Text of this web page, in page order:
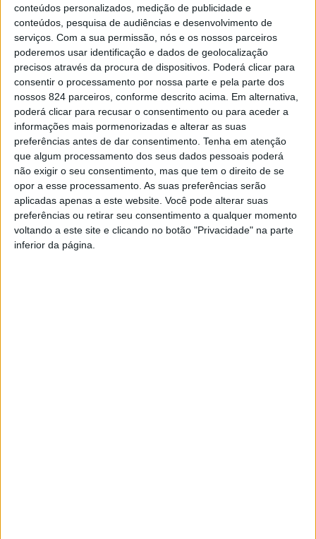
conteúdos personalizados, medição de publicidade e
conteúdos, pesquisa de audiências e desenvolvimento de
serviços. Com a sua permissão, nós e os nossos parceiros
poderemos usar identificação e dados de geolocalização
precisos através da procura de dispositivos. Poderá clicar para
consentir o processamento por nossa parte e pela parte dos
nossos 824 parceiros, conforme descrito acima. Em alternativa,
poderá clicar para recusar o consentimento ou para aceder a
informações mais pormenorizadas e alterar as suas
preferências antes de dar consentimento. Tenha em atenção
que algum processamento dos seus dados pessoais poderá
não exigir o seu consentimento, mas que tem o direito de se
opor a esse processamento. As suas preferências serão
aplicadas apenas a este website. Você pode alterar suas
preferências ou retirar seu consentimento a qualquer momento
voltando a este site e clicando no botão "Privacidade" na parte
inferior da página.
Luis Catarino, preparador físico da UD Oliveirense © UD
Oliveirense
Azemeis.net
3 de Dezembro de 2020, 11:26